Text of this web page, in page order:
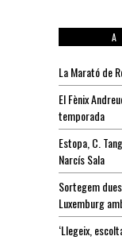
La Marató de
El Fènix
temporada
Estopa, C.
Narcís Sala
Sortegem
Luxemburg
‘Llegeix,